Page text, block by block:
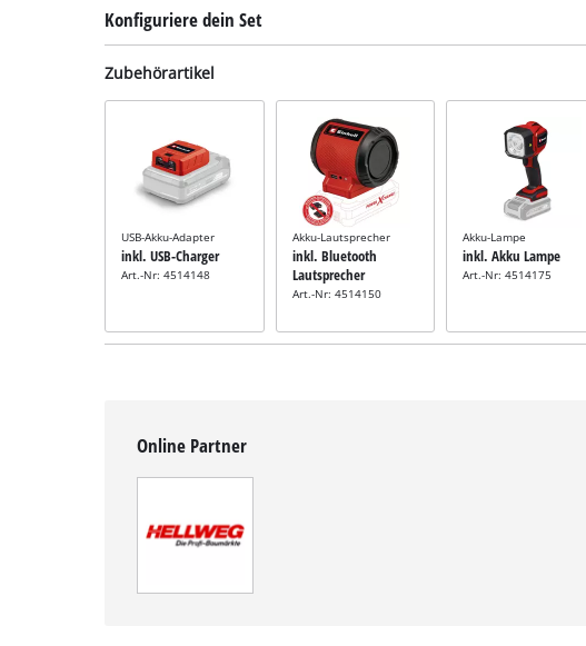
Konfiguriere dein Set
Zubehörartikel
USB-Akku-Adapter
inkl. USB-Charger
Art.-Nr: 4514148
Akku-Lautsprecher
inkl. Bluetooth
Lautsprecher
Art.-Nr: 4514150
Akku-Lampe
inkl. Akku Lampe
Art.-Nr: 4514175
Online Partner